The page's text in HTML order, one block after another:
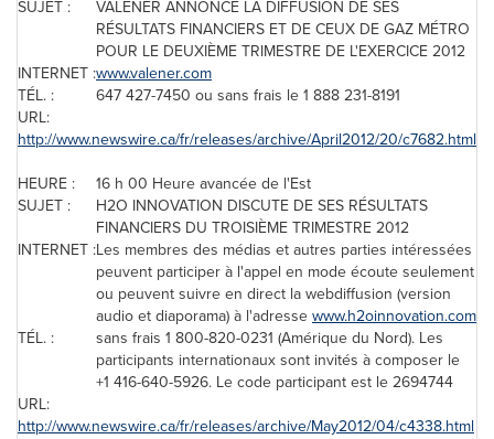
SUJET :
VALENER ANNONCE LA DIFFUSION DE SES
RÉSULTATS FINANCIERS ET DE CEUX DE GAZ MÉTRO
POUR LE DEUXIÈME TRIMESTRE DE L'EXERCICE 2012
INTERNET :www.valener.com
TÉL. :
647 427-7450 ou sans frais le 1 888 231-8191
URL:
http://www.newswire.ca/fr/releases/archive/April2012/20/c7682.html
HEURE :
16 h 00 Heure avancée de l'Est
SUJET :
H2O INNOVATION DISCUTE DE SES RÉSULTATS
FINANCIERS DU TROISIÈME TRIMESTRE 2012
INTERNET :Les membres des médias et autres parties intéressées
peuvent participer à l'appel en mode écoute seulement
ou peuvent suivre en direct la webdiffusion (version
audio et diaporama) à l'adressewww.h2oinnovation.com
TÉL. :
sans frais 1 800-820-0231 (Amérique du Nord). Les
participants internationaux sont invités à composer le
+1 416-640-5926. Le code participant est le 2694744
URL:
http://www.newswire.ca/fr/releases/archive/May2012/04/c4338.html